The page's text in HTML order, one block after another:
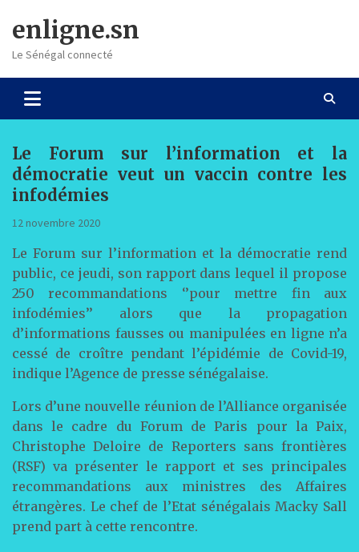
content
enligne.sn
Le Sénégal connecté
Le Forum sur l’information et la
démocratie veut un vaccin contre les
infodémies
12 novembre 2020
Le Forum sur l’information et la démocratie rend
public, ce jeudi, son rapport dans lequel il propose
250 recommandations ‘’pour mettre fin aux
infodémies’’ alors que la propagation
d’informations fausses ou manipulées en ligne n’a
cessé de croître pendant l’épidémie de Covid-19,
indique l’Agence de presse sénégalaise.
Lors d’une nouvelle réunion de l’Alliance organisée
dans le cadre du Forum de Paris pour la Paix,
Christophe Deloire de Reporters sans frontières
(RSF) va présenter le rapport et ses principales
recommandations aux ministres des Affaires
étrangères. Le chef de l’Etat sénégalais Macky Sall
prend part à cette rencontre.